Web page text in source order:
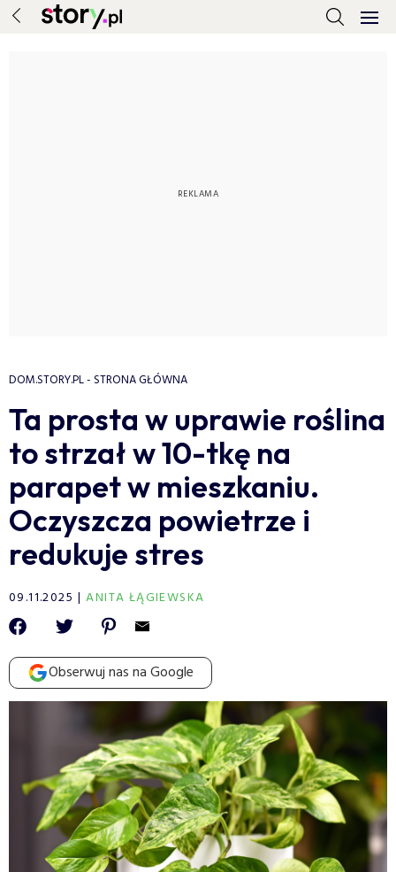
DOM.STORY.PL - STRONA GŁÓWNA
Ta prosta w uprawie roślina
to strzał w 10-tkę na
parapet w mieszkaniu.
Oczyszcza powietrze i
redukuje stres
09.11.2025 ANITA ŁĄGIEWSKA
Obserwuj nas na Google